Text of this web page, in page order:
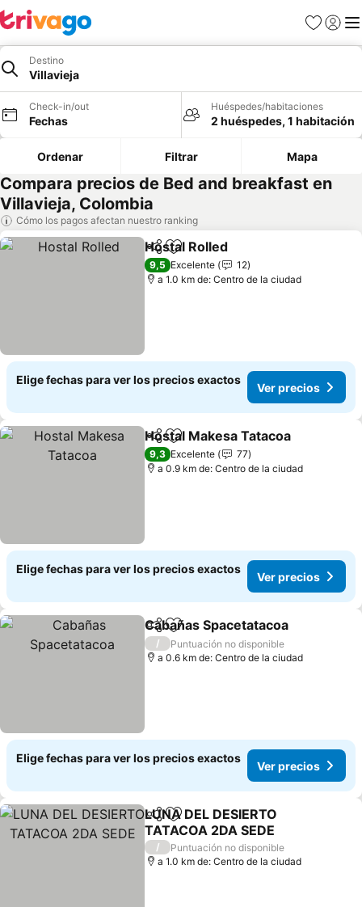
Favoritos
Iniciar
Destino
Villavieja
Check-in/out
Fechas
Huéspedes/habitaciones
2 huéspedes, 1 habitación
Ordenar Filtrar Mapa
Compara precios de Bed and breakfast en
Villavieja, Colombia
Cómo los pagos afectan nuestro ranking
CompartirAgregar a favoritos
Hostal Rolled
9,5 Excelente
12
a 1.0 km de: Centro de la ciudad
Elige fechas para ver los precios exactos
Ver precios
CompartirAgregar a favoritos
Hostal Makesa Tatacoa
9,3 Excelente
77
a 0.9 km de: Centro de la ciudad
Elige fechas para ver los precios exactos
Ver precios
CompartirAgregar a favoritos
Cabañas Spacetatacoa
/
Puntuación no disponible
a 0.6 km de: Centro de la ciudad
Elige fechas para ver los precios exactos
Ver precios
CompartirAgregar a favoritos
LUNA DEL DESIERTO
TATACOA 2DA SEDE
Ver precios
/
Puntuación no disponible
a 1.0 km de: Centro de la ciudad